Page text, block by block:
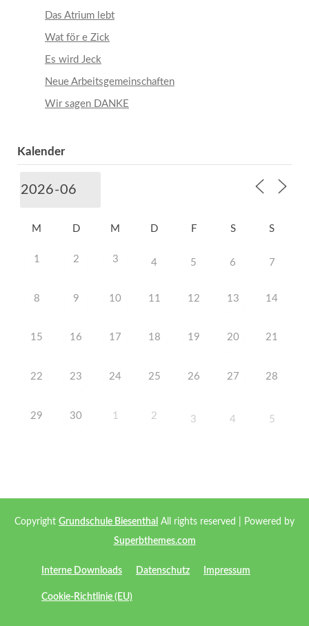
Das Atrium lebt
Wat för e Zick
Es wird Jeck
Neue Arbeitsgemeinschaften
Wir sagen DANKE
Kalender
M D M D F S S
1 2 3 4 5 6 7
8 9 10 11 12 13 14
15 16 17 18 19 20 21
22 23 24 25 26 27 28
29 30 1 2 3 4 5
Copyright Grundschule Biesenthal All rights reserved
| Powered by
Superbthemes.com
Interne Downloads Datenschutz Impressum
Cookie-Richtlinie (EU)